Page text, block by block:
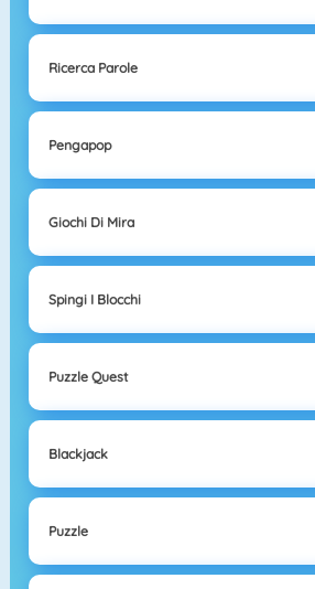
Ricerca Parole
Pengapop
Giochi Di Mira
Spingi I Blocchi
Puzzle Quest
Blackjack
Puzzle